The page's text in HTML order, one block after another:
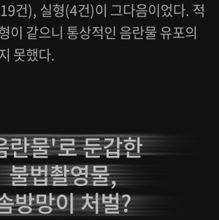
건), 실형(4건)이 그다음이었다. 적
이 같으니 통상적인 음란물 유포의
못했다.
란물'로 둔갑한
불법촬영물,
방망이 처벌?